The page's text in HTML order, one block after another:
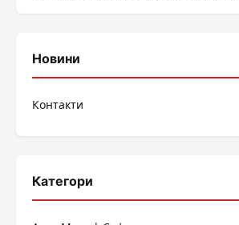
Новини
Контакти
Категори